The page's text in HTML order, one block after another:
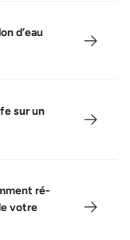
d’eau
sur un
ré-
votre